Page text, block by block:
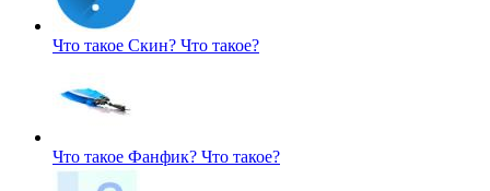
Что такое Скин? Что такое?
Что такое Фанфик? Что такое?